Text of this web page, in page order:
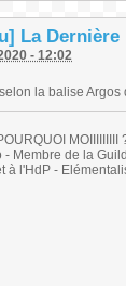
La Dernière
- 12:02
la balise Argos
MOIIIIIIIII
- Membre de la
à l'HdP -